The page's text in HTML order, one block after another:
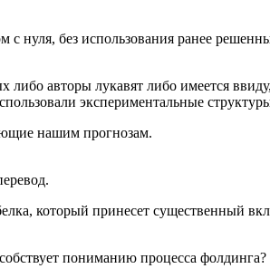
нуля, без использования ранее
авторы лукавят либо имеется
экспериментальные
нашим прогнозам.
который принесет существенный
пониманию процесса